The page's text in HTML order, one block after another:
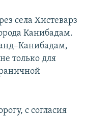
села Хистеварз
Канибадам.
только для
с согласия